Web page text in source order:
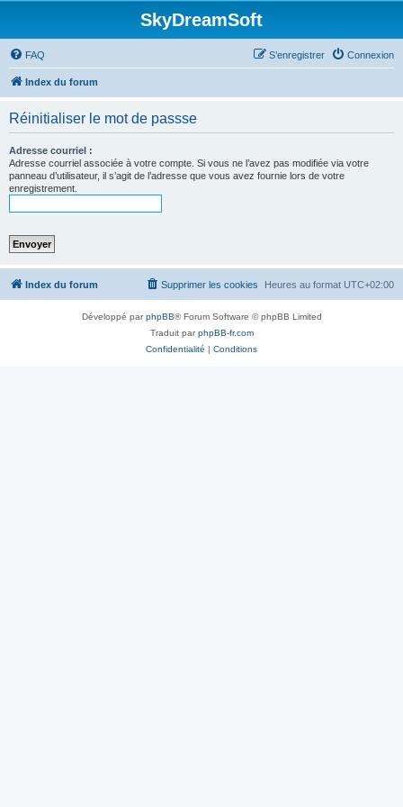
SkyDreamSoft
FAQ Connexion
S’enregistrer
Index du forum
Réinitialiser le mot de passse
Adresse courriel :
Adresse courriel associée à votre compte. Si vous ne l’avez pas modifiée via votre
panneau d’utilisateur, il s’agit de l’adresse que vous avez fournie lors de votre
enregistrement.
Index du forum Heures au format UTC+02:00
Supprimer les cookies
Développé parphpBB® Forum Software © phpBB Limited
Traduit parphpBB-fr.com
Confidentialité | Conditions